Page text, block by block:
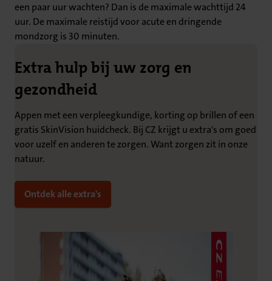
een paar uur wachten? Dan is de maximale wachttijd 24
uur. De maximale reistijd voor acute en dringende
mondzorg is 30 minuten.
Extra hulp bij uw zorg en
gezondheid
Appen met een verpleegkundige, korting op brillen of een
gratis SkinVision huidcheck. Bij CZ krijgt u extra's om goed
voor uzelf en anderen te zorgen. Want zorgen zit in onze
natuur.
Ontdek alle extra's